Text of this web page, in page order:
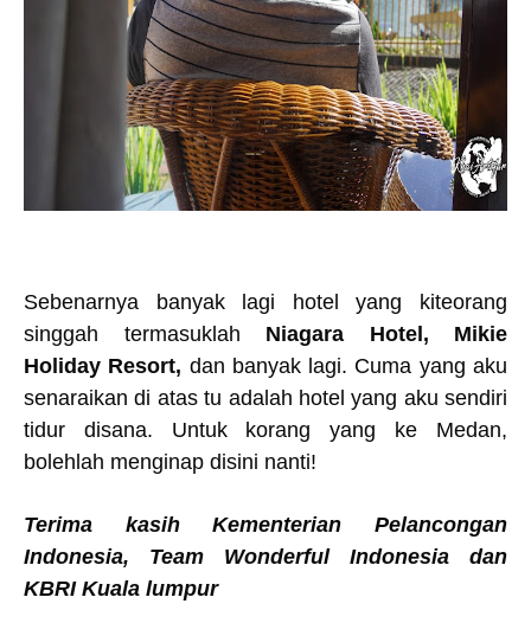
Sebenarnya banyak lagi hotel yang kiteorang
singgah termasuklah Niagara Hotel, Mikie
Holiday Resort, dan banyak lagi. Cuma yang aku
senaraikan di atas tu adalah hotel yang aku sendiri
tidur disana. Untuk korang yang ke Medan,
bolehlah menginap disini nanti!
Terima kasih Kementerian Pelancongan
Indonesia, Team Wonderful Indonesia dan
KBRI Kuala lumpur